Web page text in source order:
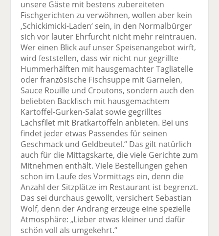
unsere Gäste mit bestens zubereiteten
Fischgerichten zu verwöhnen, wollen aber kein
‚Schickimicki-Laden‘ sein, in den Normalbürger
sich vor lauter Ehrfurcht nicht mehr reintrauen.
Wer einen Blick auf unser Speisenangebot wirft,
wird feststellen, dass wir nicht nur gegrillte
Hummerhälften mit hausgemachter Tagliatelle
oder französische Fischsuppe mit Garnelen,
Sauce Rouille und Croutons, sondern auch den
beliebten Backfisch mit hausgemachtem
Kartoffel-Gurken-Salat sowie gegrilltes
Lachsfilet mit Bratkartoffeln anbieten. Bei uns
findet jeder etwas Passendes für seinen
Geschmack und Geldbeutel.“ Das gilt natürlich
auch für die Mittagskarte, die viele Gerichte zum
Mitnehmen enthält. Viele Bestellungen gehen
schon im Laufe des Vormittags ein, denn die
Anzahl der Sitzplätze im Restaurant ist begrenzt.
Das sei durchaus gewollt, versichert Sebastian
Wolf, denn der Andrang erzeuge eine spezielle
Atmosphäre: „Lieber etwas kleiner und dafür
schön voll als umgekehrt.“